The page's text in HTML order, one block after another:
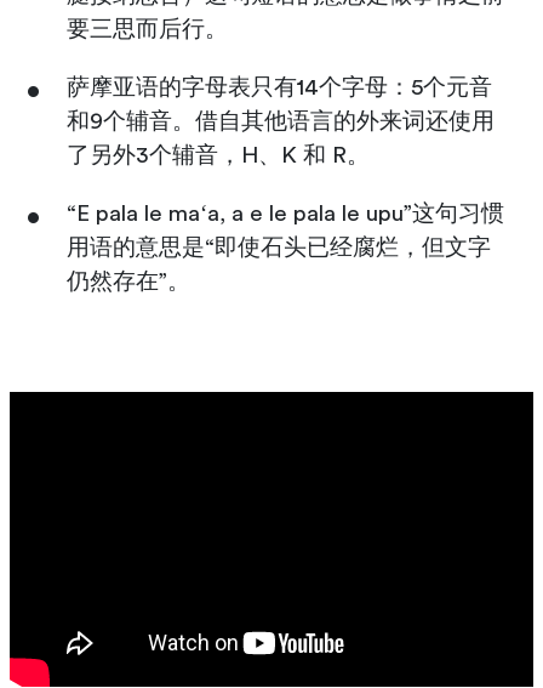
要三思而后行。
萨摩亚语的字母表只有14个字母：5个元音
和9个辅音。借自其他语言的外来词还使用
了另外3个辅音，H、K 和 R。
“E pala le maʻa, a e le pala le upu”这句习惯
用语的意思是“即使石头已经腐烂，但文字
仍然存在”。